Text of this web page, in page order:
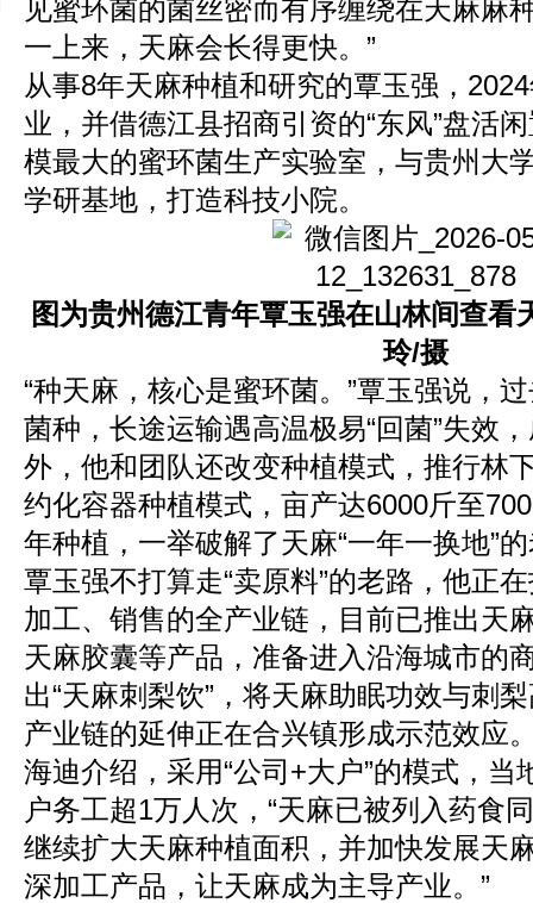
见蜜环菌的菌丝密而有序缠绕在天麻麻
一上来，天麻会长得更快。”
从事8年天麻种植和研究的覃玉强，
业，并借德江县招商引资的“东风”盘活
模最大的蜜环菌生产实验室，与贵州大
学研基地，打造科技小院。
图为贵州德江青年覃玉强在山林间查看
玲/摄
“种天麻，核心是蜜环菌。”覃玉强说，
菌种，长途运输遇高温极易“回菌”失效
外，他和团队还改变种植模式，推行林
约化容器种植模式，亩产达6000斤至
年种植，一举破解了天麻“一年一换地”
覃玉强不打算走“卖原料”的老路，他正
加工、销售的全产业链，目前已推出天
天麻胶囊等产品，准备进入沿海城市的
出“天麻刺梨饮”，将天麻助眠功效与刺
产业链的延伸正在合兴镇形成示范效应
海迪介绍，采用“公司+大户”的模式，
户务工超1万人次，“天麻已被列入药食
继续扩大天麻种植面积，并加快发展天
深加工产品，让天麻成为主导产业。”